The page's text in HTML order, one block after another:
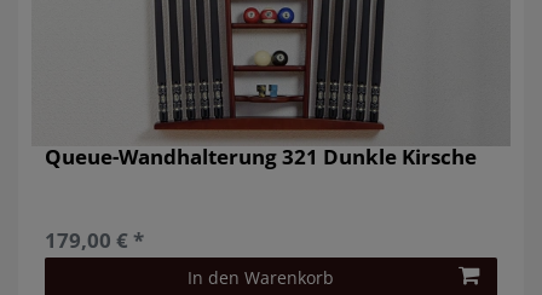
Queue-Wandhalterung 321 Dunkle Kirsche
179,00 € *
In den Warenkorb